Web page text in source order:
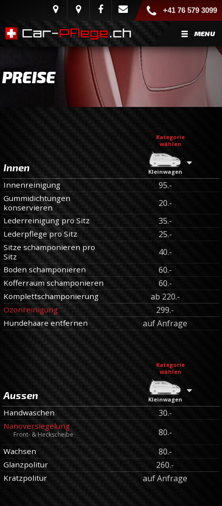
+41 76 579 3099
MENU
PREISE
Innen
Kategorie
wählen
Kleinwagen
Innenreinigung 95.-
Gummidichtungen
konservieren
20.-
Lederreinigung pro Sitz 35.-
Lederpflege pro Sitz 25.-
Sitze schamponieren pro
Sitz
40.-
Boden schamponieren 60.-
Kofferraum schamponieren 60.-
Komplettschamponierung ab 220.-
Ozonreinigung 299.-
Hundehaare entfernen auf Anfrage
Aussen
Kategorie
wählen
Kleinwagen
Handwaschen 30.-
Nanoversiegelung
Front- & Heckscheibe 80.-
Wachsen 80.-
Glanzpolitur 260.-
Kratzpolitur auf Anfrage